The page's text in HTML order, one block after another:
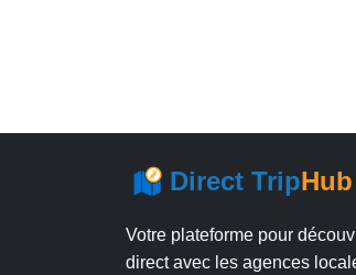
Direct TripHub
Votre plateforme pour
direct avec les agences